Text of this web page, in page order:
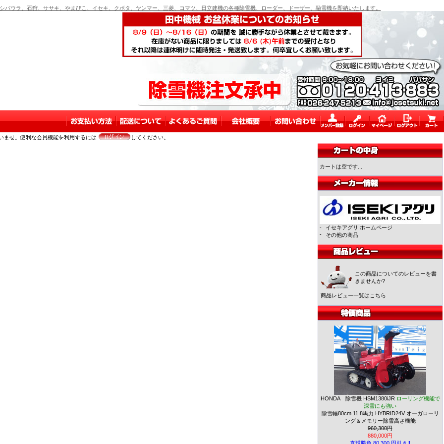
ラ、石狩、ササキ、やまびこ、イセキ、クボタ、ヤンマー、三菱、コマツ、日立建機の各種除雪機、ローダー、ドーザー、融雪機を即納いたします。
ませ。便利な会員機能を利用するには してください。
カートは空です...
-
イセキアグリ ホームページ
-
その他の商品
この商品についてのレビューを書
きませんか?
商品レビュー一覧はこちら
HONDA 除雪機 HSM1380iJR ローリング機能で
深雪にも強い
除雪幅80cm 11.8馬力 HYBRID24V オーガローリ
ング＆メモリー除雪高さ機能
960,300円
880,000円